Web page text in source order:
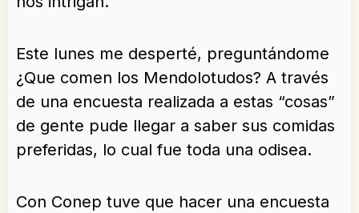
Este lunes me desperté, preguntándome
¿Que comen los Mendolotudos? A través
de una encuesta realizada a estas “cosas”
de gente pude llegar a saber sus comidas
preferidas, lo cual fue toda una odisea.
Con Conep tuve que hacer una encuesta